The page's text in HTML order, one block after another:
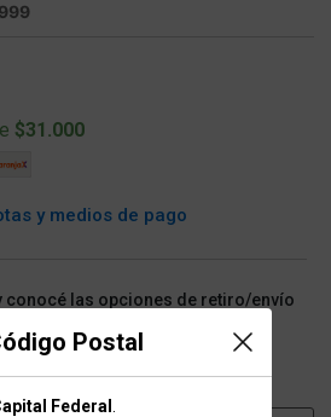
Postal
Federal
$31.000
y medios de pago
conocé las opciones de retiro/envío